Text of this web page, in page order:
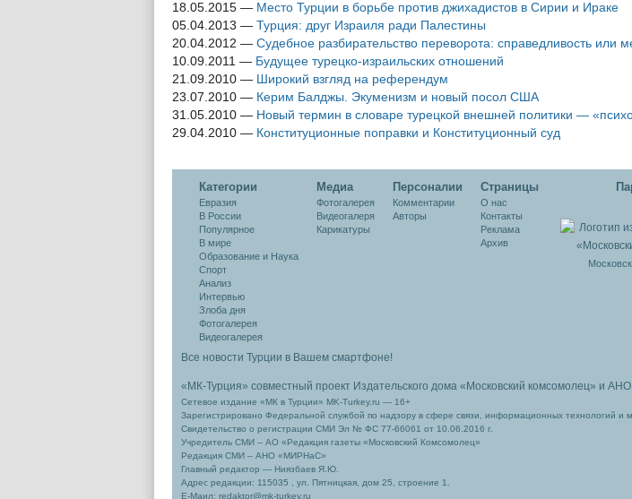
18.05.2015 — Место Турции в борьбе против джихадистов в Сирии и Ираке
05.04.2013 — Турция: друг Израиля ради Палестины
20.04.2012 — Судебное разбирательство переворота: справедливость или
10.09.2011 — Будущее турецко-израильских отношений
21.09.2010 — Широкий взгляд на референдум
23.07.2010 — Керим Балджы. Экуменизм и новый посол США
31.05.2010 — Новый термин в словаре турецкой внешней политики —
29.04.2010 — Конституционные поправки и Конституционный суд
Категории
Евразия
В России
Популярное
В мире
Образование и Наука
Спорт
Анализ
Интервью
Злоба дня
Фотогалерея
Видеогалерея
Медиа
Фотогалерея
Видеогалеря
Карикатуры
Персоналии
Комментарии
Авторы
Cтраницы
О нас
Контакты
Реклама
Архив
Все новости Турции в Вашем смартфоне!
«МК-Турция» совместный проект Издательского дома «Московский комсомолец» и
Сетевое издание «МК в Турции» MK-Turkey.ru — 16+
Зарегистрировано Федеральной службой по надзору в сфере связи, информационных технологий и
Свидетельство о регистрации СМИ Эл № ФС 77-66061 от 10.06.2016 г.
Учредитель СМИ – АО «Редакция газеты «Московский Комсомолец»
Редакция СМИ – АНО «МИРНаС»
Главный редактор — Ниязбаев Я.Ю.
Адрес редакции: 115035 , ул. Пятницкая, дом 25, строение 1.
Е-Маил: redaktor@mk-turkey.ru